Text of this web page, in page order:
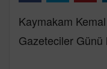
Kaymakam
Gazeteciler Günü